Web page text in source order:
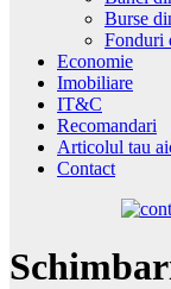
Burse
Fonduri
Economie
Imobiliare
IT&C
Recomandari
Articolul tau
Contact